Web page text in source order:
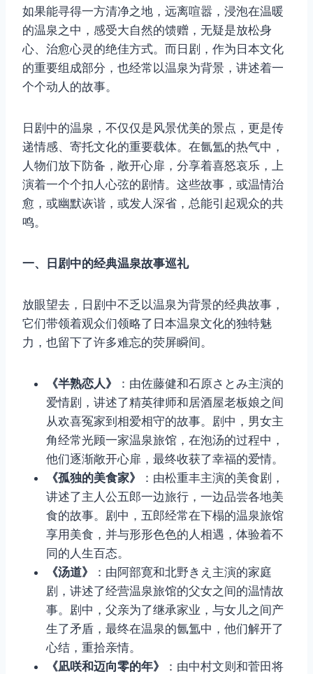
如果能寻得一方清净之地，远离喧嚣，浸泡在温暖
的温泉之中，感受大自然的馈赠，无疑是放松身
心、治愈心灵的绝佳方式。而日剧，作为日本文化
的重要组成部分，也经常以温泉为背景，讲述着一
个个动人的故事。
日剧中的温泉，不仅仅是风景优美的景点，更是传
递情感、寄托文化的重要载体。在氤氲的热气中，
人物们放下防备，敞开心扉，分享着喜怒哀乐，上
演着一个个扣人心弦的剧情。这些故事，或温情治
愈，或幽默诙谐，或发人深省，总能引起观众的共
鸣。
一、日剧中的经典温泉故事巡礼
放眼望去，日剧中不乏以温泉为背景的经典故事，
它们带领着观众们领略了日本温泉文化的独特魅
力，也留下了许多难忘的荧屏瞬间。
《半熟恋人》
：由佐藤健和石原さとみ主演的
爱情剧，讲述了精英律师和居酒屋老板娘之间
从欢喜冤家到相爱相守的故事。剧中，男女主
角经常光顾一家温泉旅馆，在泡汤的过程中，
他们逐渐敞开心扉，最终收获了幸福的爱情。
《孤独的美食家》
：由松重丰主演的美食剧，
讲述了主人公五郎一边旅行，一边品尝各地美
食的故事。剧中，五郎经常在下榻的温泉旅馆
享用美食，并与形形色色的人相遇，体验着不
同的人生百态。
《汤道》
：由阿部寛和北野きえ主演的家庭
剧，讲述了经营温泉旅馆的父女之间的温情故
事。剧中，父亲为了继承家业，与女儿之间产
生了矛盾，最终在温泉的氤氲中，他们解开了
心结，重拾亲情。
《凪咲和迈向零的年》
：由中村文则和菅田将